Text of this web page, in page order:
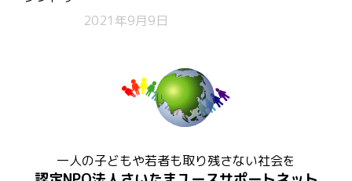
2021年9月9日
一人の子どもや若者も取り残さない社会を